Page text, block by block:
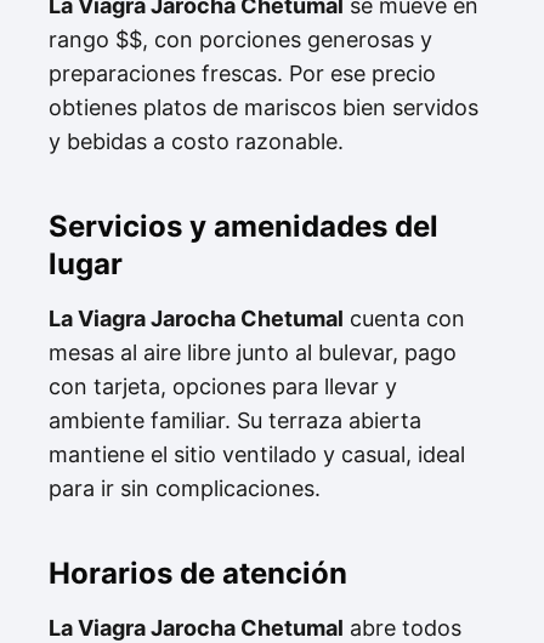
La Viagra Jarocha Chetumal se mueve en
rango $$, con porciones generosas y
preparaciones frescas. Por ese precio
obtienes platos de mariscos bien servidos
y bebidas a costo razonable.
Servicios y amenidades del
lugar
La Viagra Jarocha Chetumal cuenta con
mesas al aire libre junto al bulevar, pago
con tarjeta, opciones para llevar y
ambiente familiar. Su terraza abierta
mantiene el sitio ventilado y casual, ideal
para ir sin complicaciones.
Horarios de atención
La Viagra Jarocha Chetumal abre todos